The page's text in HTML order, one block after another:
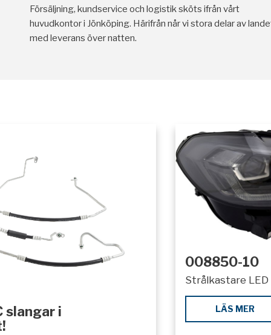
Försäljning, kundservice och logistik sköts ifrån vårt
huvudkontor i Jönköping. Härifrån når vi stora delar av
med leverans över natten.
slangar i
008850-10
Strålkastare LED
LÄS MER